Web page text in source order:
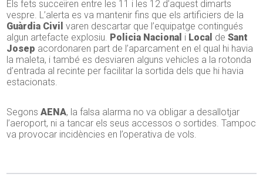
Els fets succeïren entre les 11 i les 12 d’aquest dimarts
vespre. L’alerta es va mantenir fins que els artificiers de la
Guàrdia Civil varen descartar que l’equipatge contingués
algun artefacte explosiu. Policia Nacional i Local deSant
Josep acordonaren part de l’aparcament en el qual hi havia
la maleta, i també es desviaren alguns vehicles a la rotonda
d’entrada al recinte per facilitar la sortida dels que hi havia
estacionats.
SegonsAENA, la falsa alarma no va obligar a desallotjar
l’aeroport, ni a tancar els seus accessos o sortides. Tampoc
va provocar incidències en l’operativa de vols.